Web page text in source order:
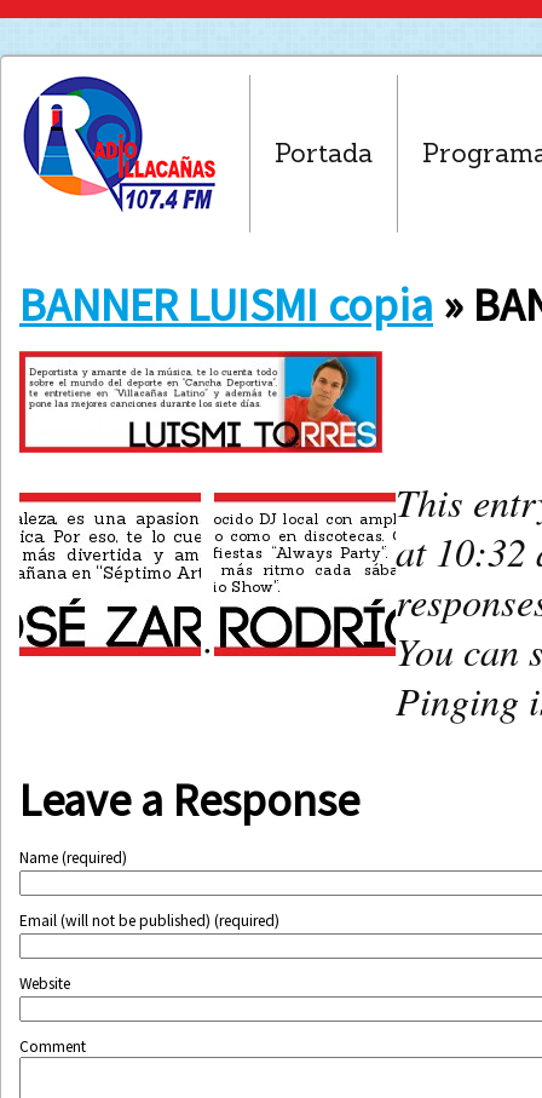
Portada
BANNER LUISMI copia »
•
This
at 10:32
You can
Pinging
Leave a Response
Name (required)
Email (will not be published) (required)
Website
Comment